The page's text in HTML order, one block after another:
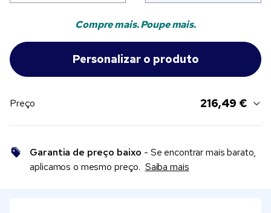
Compre mais. Poupe mais.
Preço 216,49 €
Garantia de preço baixo - Se encontrar mais barato,
aplicamos o mesmo preço. Saiba mais